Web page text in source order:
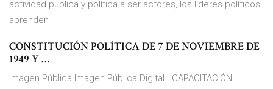
actividad pública y política a ser actores, los líderes políticos
aprenden
CONSTITUCIÓN POLÍTICA DE 7 DE NOVIEMBRE DE
1949 Y …
Imagen Pública Imagen Pública Digital . CAPACITACIÓN